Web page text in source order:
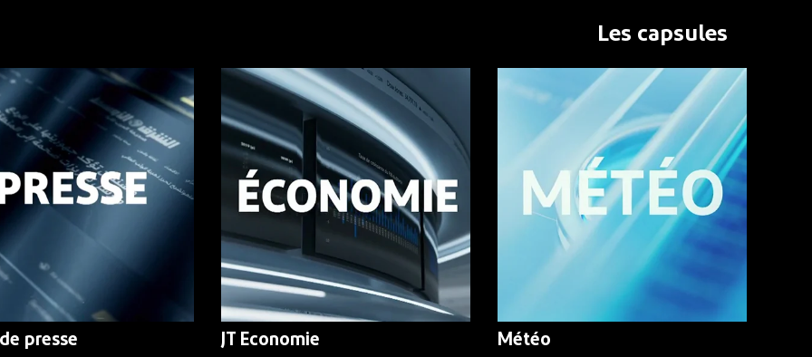
Les capsules
presse JT Economie Météo